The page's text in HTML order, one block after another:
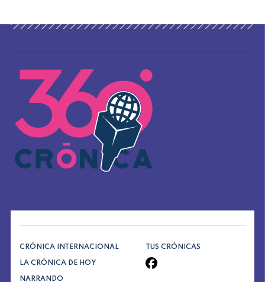
CRÓNICA INTERNACIONAL
LA CRÓNICA DE HOY
NARRANDO
TUS CRÓNICAS